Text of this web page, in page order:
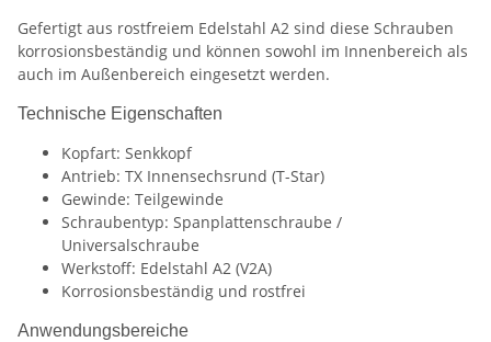
Gefertigt aus rostfreiem Edelstahl A2 sind diese Schrauben
korrosionsbeständig und können sowohl im Innenbereich als
auch im Außenbereich eingesetzt werden.
Technische Eigenschaften
Kopfart: Senkkopf
Antrieb: TX Innensechsrund (T-Star)
Gewinde: Teilgewinde
Schraubentyp: Spanplattenschraube /
Universalschraube
Werkstoff: Edelstahl A2 (V2A)
Korrosionsbeständig und rostfrei
Anwendungsbereiche